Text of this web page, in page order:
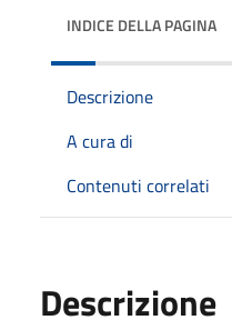
INDICE DELLA PAGINA
Descrizione
A cura di
Contenuti correlati
Descrizione